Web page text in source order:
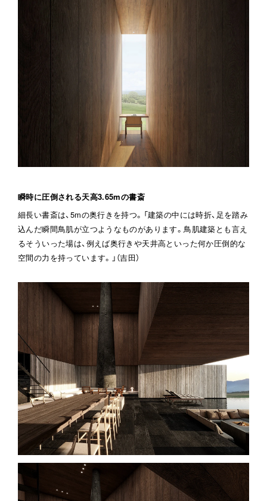
瞬時に圧倒される天高3.65mの書斎
細長い書斎は、5mの奥行きを持つ。「建築の中には時折、足を踏み
込んだ瞬間鳥肌が立つようなものがあります。鳥肌建築とも言え
るそういった場は、例えば奥行きや天井高といった何か圧倒的な
空間の力を持っています。」（吉田）